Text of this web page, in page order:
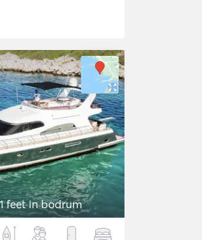
feet in bodrum